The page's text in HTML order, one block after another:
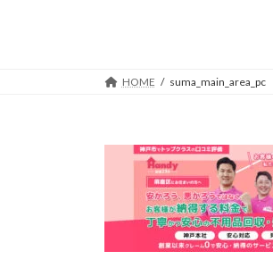
HOME suma_main_area_pc